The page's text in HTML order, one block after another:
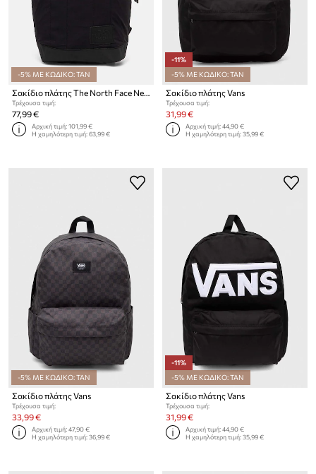
-5% ΜΕ ΚΩΔΙΚΟ: TAN
Τρέχουσα τιμή:
77,99 €
Αρχική τιμή:101,99 €
Η χαμηλότερη τιμή:63,99 €
-11%
-5% ΜΕ ΚΩΔΙΚΟ: TAN
Σακίδιο πλάτης Vans
Τρέχουσα τιμή:
31,99 €
Αρχική τιμή:44,90 €
Η χαμηλότερη τιμή:35,99 €
-5% ΜΕ ΚΩΔΙΚΟ: TAN
Σακίδιο πλάτης Vans
Τρέχουσα τιμή:
33,99 €
Αρχική τιμή:47,90 €
Η χαμηλότερη τιμή:36,99 €
-11%
-5% ΜΕ ΚΩΔΙΚΟ: TAN
Σακίδιο πλάτης Vans
Τρέχουσα τιμή:
31,99 €
Αρχική τιμή:44,90 €
Η χαμηλότερη τιμή:35,99 €